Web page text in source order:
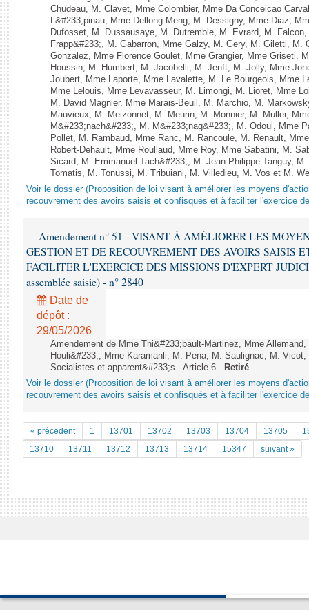
Chudeau, M. Clavet, Mme Colombier, Mme Da Conceicao
L&#233;pinau, Mme Dellong Meng, M. Dessigny, Mme Diaz,
Dufosset, M. Dussausaye, M. Dutremble, M. Evrard, M.
Frapp&#233;, M. Gabarron, Mme Galzy, M. Gery, M. Giletti,
Gonzalez, Mme Florence Goulet, Mme Grangier, Mme Griseti,
Houssin, M. Humbert, M. Jacobelli, M. Jenft, M. Jolly, Mme
Joubert, Mme Laporte, Mme Lavalette, M. Le Bourgeois, Mme
Mme Lelouis, Mme Levavasseur, M. Limongi, M. Lioret, Mme
M. David Magnier, Mme Marais-Beuil, M. Marchio, M.
Mauvieux, M. Meizonnet, M. Meurin, M. Monnier, M. Muller,
M&#233;nach&#233;, M. M&#233;nag&#233;, M. Odoul, Mme
Pollet, M. Rambaud, Mme Ranc, M. Rancoule, M. Renault,
Robert-Dehault, Mme Roullaud, Mme Roy, Mme Sabatini, M.
Sicard, M. Emmanuel Tach&#233;, M. Jean-Philippe Tanguy,
Tomatis, M. Tonussi, M. Tribuiani, M. Villedieu, M. Vos et M.
Voir le dossier (Proposition de loi visant à améliorer les moyens
recouvrement des avoirs saisis et confisqués et à faciliter l'exercice
Amendement n° 51 - VISANT À AMÉLIORER LES
GESTION ET DE RECOUVREMENT DES AVOIRS SAISIS
FACILITER L'EXERCICE DES MISSIONS D'EXPERT
assemblée saisie) - n° 2840
Date de
dépôt :
29/05/2026
Amendement de Mme Thi&#233;bault-Martinez, Mme
Houli&#233;, Mme Karamanli, M. Pena, M. Saulignac, M.
Socialistes et apparent&#233;s - Article 6 - Retiré
Voir le dossier (Proposition de loi visant à améliorer les moyens
recouvrement des avoirs saisis et confisqués et à faciliter l'exercice
« précedent 1 13701 13702 13703 13704 13705
13710
13711 13712 13713 13714 15347 suivant »